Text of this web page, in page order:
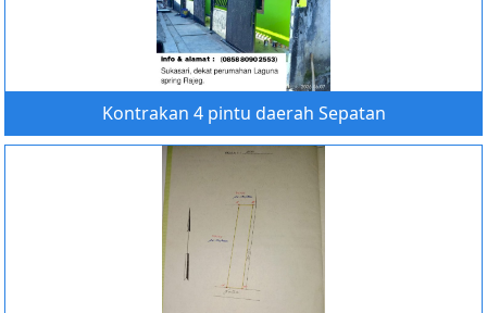
Kontrakan 4 pintu daerah Sepatan